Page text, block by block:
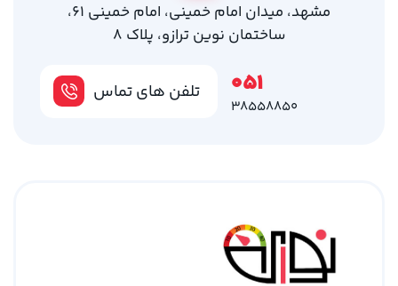
مشهد، میدان امام خمینی، امام خمینی 61،
ساختمان نوین ترازو، پلاک 8
تلفن های تماس 051
38558850